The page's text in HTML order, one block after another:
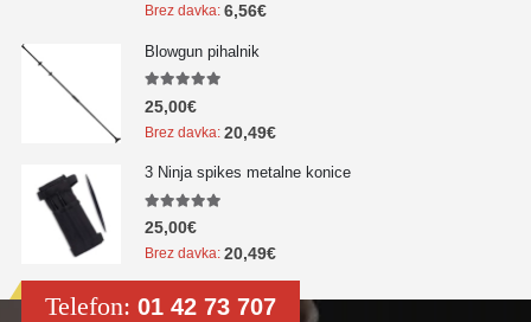
Brez davka: 6,56€
Blowgun pihalnik
5.00out of 5
25,00€
Brez davka: 20,49€
3 Ninja spikes metalne konice
5.00out of 5
25,00€
Brez davka: 20,49€
Telefon: 01 42 73 707